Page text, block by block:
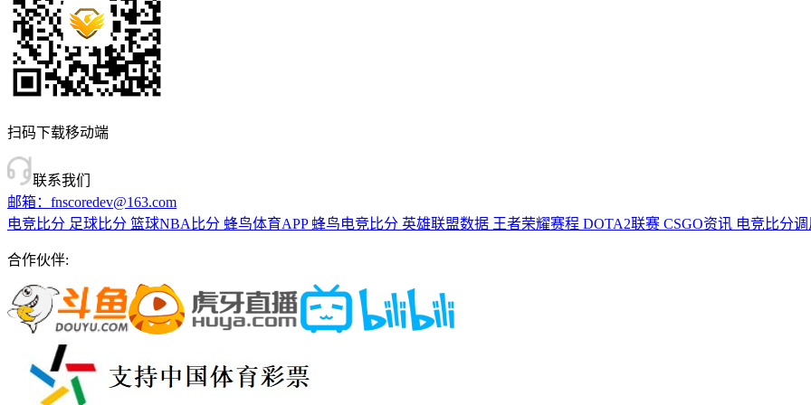
扫码下载移动端
联系我们
邮箱：fnscoredev@163.com
电竞比分 足球比分 篮球NBA比分 蜂鸟体育APP 蜂鸟电竞比分 英雄联盟数据 王者荣耀赛程 DOTA2联赛 CSGO资讯 电竞比分调
合作伙伴: